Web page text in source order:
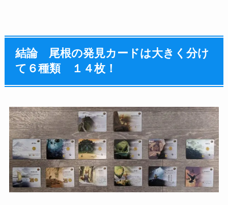
結論 尾根の発見カードは大きく分け
て６種類 １４枚！